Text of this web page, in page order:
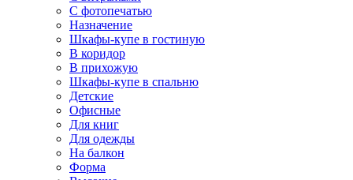
С фотопечатью
Назначение
Шкафы-купе в гостиную
В коридор
В прихожую
Шкафы-купе в спальню
Детские
Офисные
Для книг
Для одежды
На балкон
Форма